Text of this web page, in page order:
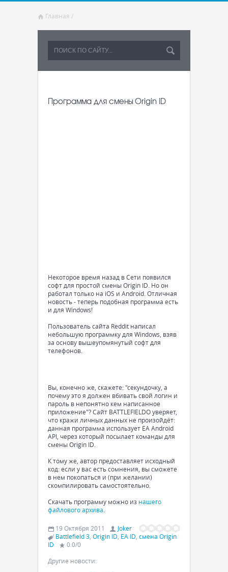
Главная /
Программа для смены Origin ID
Некоторое время назад в Сети появился
софт для простой смены Origin ID. Но он
работал только на iOS и Android. Отличная
новость - теперь подобная программа есть
и для Windows!
Пользователь сайта Reddit написал
небольшую программку для Windows, взяв
за основу вышеупомянутый софт для
телефонов.
Вы, конечно же, скажете: "секундочку, а
почему это я должен вбивать свой логин и
пароль в непонятно кем написанное
приложение"? Сайт BATTLEFIELDO уверяет,
что кражи личных данных не произойдёт:
данная программа использует EA Android
API, через который посылает команды для
смены Origin ID.
К тому же, автор предоставляет исходный
код: если у вас есть сомнения, вы сможете
в нем покопаться и (при желании)
скомпилировать самостоятельно.
Скачать программу можно из нашего
файлового архива
19 Октября 2011
Joker
Battlefield 3 Origin ID EA ID смена Origin
ID
0.0/0
Другие новости: